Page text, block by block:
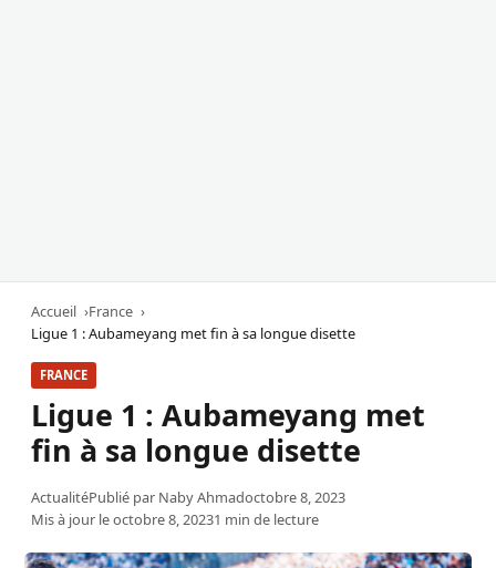
Accueil
France
Ligue 1 : Aubameyang met fin à sa longue disette
FRANCE
Ligue 1 : Aubameyang met
fin à sa longue disette
ActualitéPublié par Naby Ahmadoctobre 8, 2023
Mis à jour le octobre 8, 20231 min de lecture